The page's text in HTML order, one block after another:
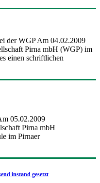
der WGP Am 04.02.2009
Pirna mbH (WGP) im
einen schriftlichen
05.02.2009
Pirna mbH
im Pirnaer
instand gesetzt